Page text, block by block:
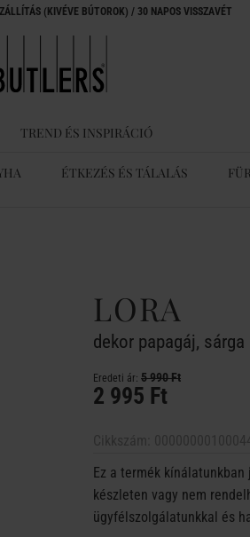
(KIVÉVE BÚTOROK) / 30 NAPOS VISSZAVÉT
TREND ÉS INSPIRÁCIÓ
ÉTKEZÉS ÉS TÁLALÁS
LORA
dekor papagáj, sárga
Eredeti ár: 5 990 Ft
2 995 Ft
Ez a termék
készleten vagy nem
ügyfélszolgálatunkkal és